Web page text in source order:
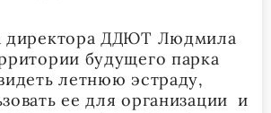
директора ДДЮТ Людмила
будущего парка
летнюю эстраду,
ее для организации и